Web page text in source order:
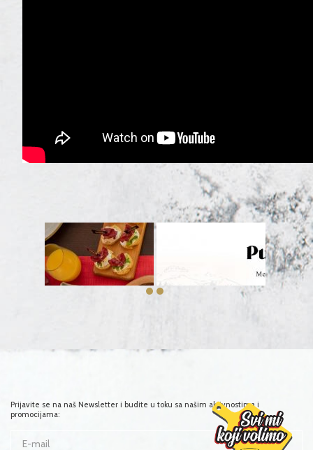
Prijavite se na naš Newsletter i budite u toku sa našim aktivnostima i
promocijama: